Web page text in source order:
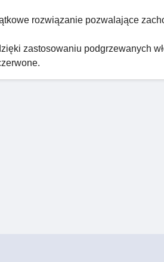
rozwiązanie pozwalające
zastosowaniu podgrzewanych